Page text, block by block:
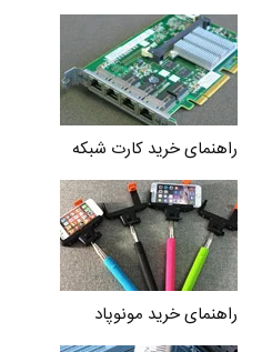
راهنمای خرید کارت شبکه
راهنمای خرید مونوپاد